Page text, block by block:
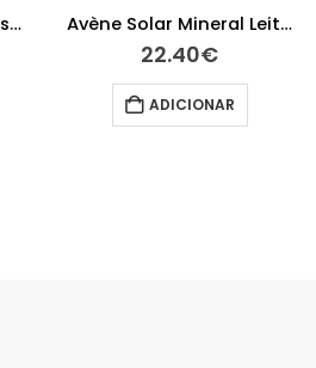
Avène Solar Stick Large 50+ 8g
14.95€
ADICIONAR